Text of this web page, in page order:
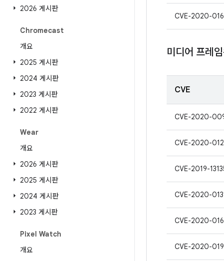
2026 게시판
Chromecast
개요
2025 게시판
2024 게시판
2023 게시판
2022 게시판
Wear
개요
2026 게시판
2025 게시판
2024 게시판
2023 게시판
Pixel Watch
개요
CVE-2020-
미디어 프레
CVE
CVE-2020-
CVE-2020-
CVE-2019-
CVE-2020-
CVE-2020-
CVE-2020-